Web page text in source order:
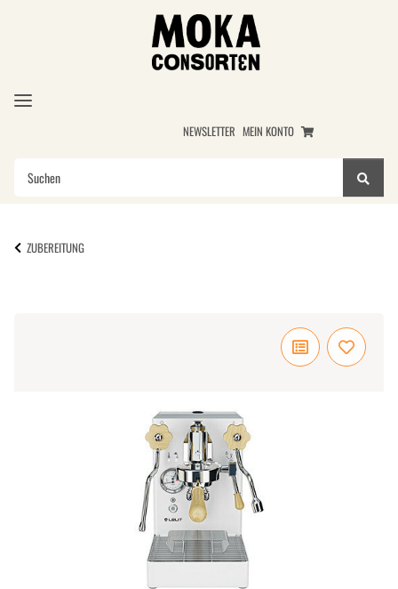
NEWSLETTER MEIN KONTO
ZUBEREITUNG